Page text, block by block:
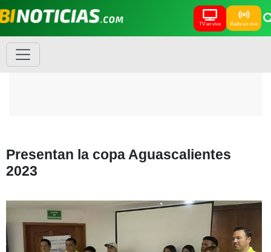
TV en vivo Radio en vivo
Presentan la copa Aguascalientes
2023